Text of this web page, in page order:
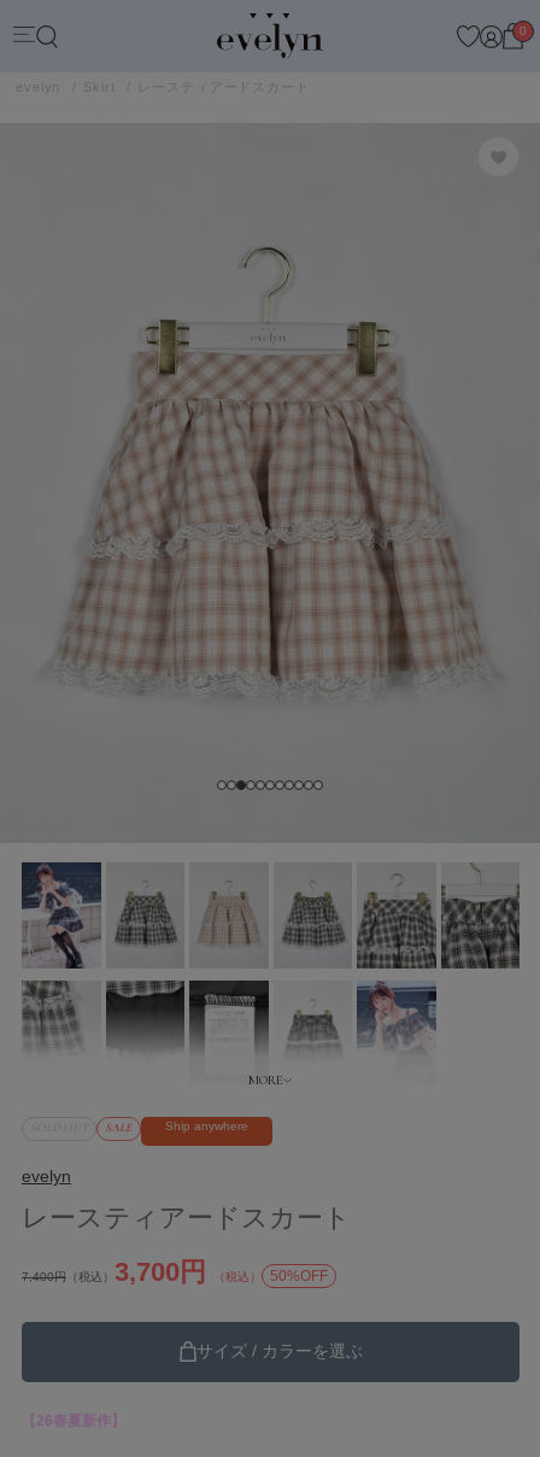
0
evelyn Skirt レースティアードスカート
SALE Ship anywhere
evelyn
レースティアードスカート
7,400円 （税込） 3,700円 （税込） 50%OFF
サイズ / カラーを選ぶ
【26春夏新作】